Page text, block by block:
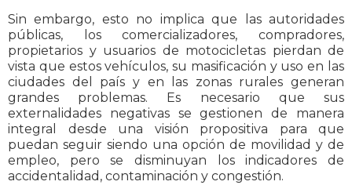
Sin embargo, esto no implica que las autoridades
públicas, los comercializadores, compradores,
propietarios y usuarios de motocicletas pierdan de
vista que estos vehículos, su masificación y uso en las
ciudades del país y en las zonas rurales generan
grandes problemas. Es necesario que sus
externalidades negativas se gestionen de manera
integral desde una visión propositiva para que
puedan seguir siendo una opción de movilidad y de
empleo, pero se disminuyan los indicadores de
accidentalidad, contaminación y congestión.